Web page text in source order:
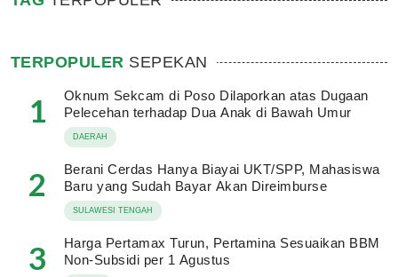
TERPOPULER SEPEKAN
1
Oknum Sekcam di Poso Dilaporkan atas Dugaan
Pelecehan terhadap Dua Anak di Bawah Umur
DAERAH
2
Berani Cerdas Hanya Biayai UKT/SPP, Mahasiswa
Baru yang Sudah Bayar Akan Direimburse
SULAWESI TENGAH
3
Harga Pertamax Turun, Pertamina Sesuaikan BBM
Non-Subsidi per 1 Agustus